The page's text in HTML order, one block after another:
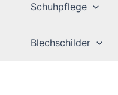
Schuhpflege
Blechschilder